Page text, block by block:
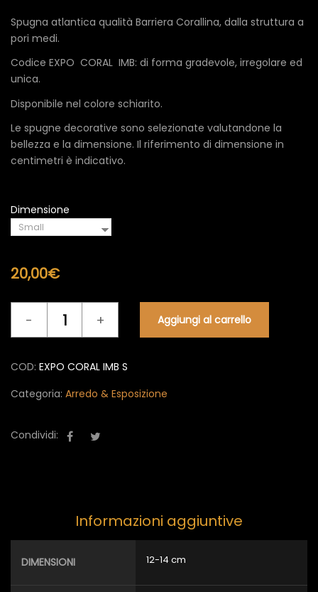
prezzo:
da
a
Spugna atlantica qualità Barriera Corallina, dalla struttura a
pori medi.
Codice EXPO CORAL IMB: di forma gradevole, irregolare ed
unica.
Disponibile nel colore schiarito.
Le spugne decorative sono selezionate valutandone la
bellezza e la dimensione. Il riferimento di dimensione in
centimetri è indicativo.
Dimensione
20,00€
IMB
Aggiungi al carrello
COD: EXPO CORAL IMB S
Categoria: Arredo & Esposizione
Condividi:
Informazioni aggiuntive
DIMENSIONI 12-14 cm